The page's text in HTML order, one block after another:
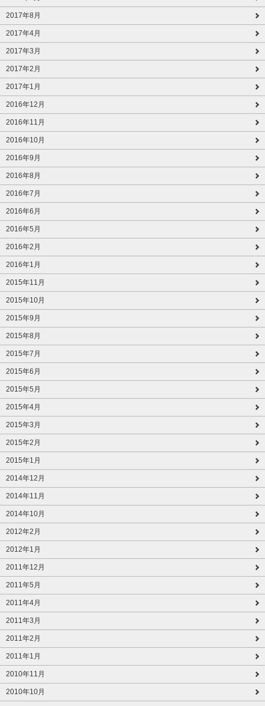
2017年8月
2017年4月
2017年3月
2017年2月
2017年1月
2016年12月
2016年11月
2016年10月
2016年9月
2016年8月
2016年7月
2016年6月
2016年5月
2016年2月
2016年1月
2015年11月
2015年10月
2015年9月
2015年8月
2015年7月
2015年6月
2015年5月
2015年4月
2015年3月
2015年2月
2015年1月
2014年12月
2014年11月
2014年10月
2012年2月
2012年1月
2011年12月
2011年5月
2011年4月
2011年3月
2011年2月
2011年1月
2010年11月
2010年10月